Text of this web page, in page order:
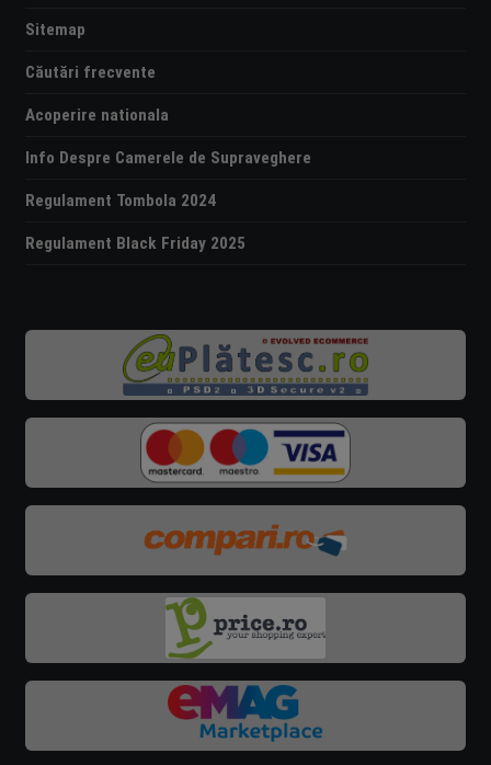
Sitemap
Căutări frecvente
Acoperire nationala
Info Despre Camerele de Supraveghere
Regulament Tombola 2024
Regulament Black Friday 2025